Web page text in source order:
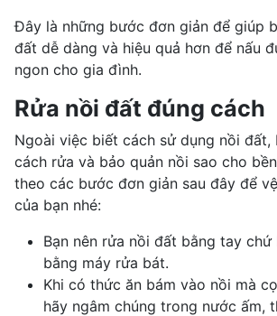
Đây là những bước đơn giản để giúp
đất dễ dàng và hiệu quả hơn để nấu
ngon cho gia đình.
Rửa nồi đất đúng cách
Ngoài việc biết cách sử dụng nồi đất,
cách rửa và bảo quản nồi sao cho
theo các bước đơn giản sau đây để
của bạn nhé:
Bạn nên rửa nồi đất bằng tay chứ
bằng máy rửa bát.
Khi có thức ăn bám vào nồi mà
hãy ngâm chúng trong nước ấm,